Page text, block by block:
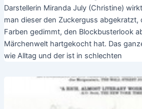
Darstellerin Miranda July (Christine)
man dieser den Zuckerguss abgekratzt,
Farben gedimmt, den Blockbusterlook
Märchenwelt hartgekocht hat. Das
wie Alltag und der ist in schlechten